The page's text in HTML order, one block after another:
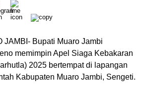
JAMBI- Bupati Muaro Jambi
memimpin Apel Siaga Kebakaran
2025 bertempat di lapangan
Kabupaten Muaro Jambi, Sengeti.